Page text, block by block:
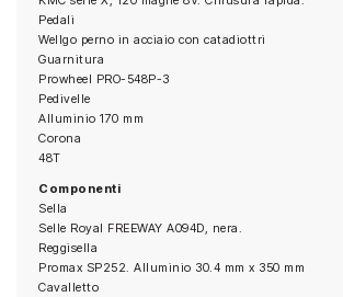
Pedali
Wellgo perno in acciaio con catadiottri
Guarnitura
Prowheel PRO-548P-3
Pedivelle
Alluminio 170 mm
Corona
48T
Componenti
Sella
Selle Royal FREEWAY A094D, nera.
Reggisella
Promax SP252. Alluminio 30.4 mm x 350 mm
Cavalletto